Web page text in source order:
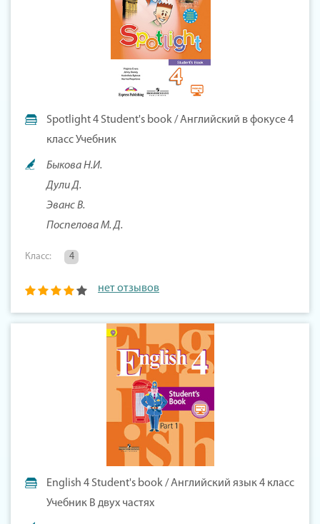
Spotlight 4 Student's book / Английский в фокусе 4
класс Учебник
Быкова Н.И.
Дули Д.
Эванс В.
Поспелова М. Д.
Класс: 4
нет отзывов
English 4 Student's book / Английский язык 4 класс
Учебник В двух частях